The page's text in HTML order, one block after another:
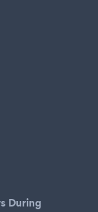
During